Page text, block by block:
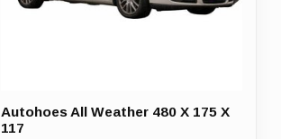
Autohoes All Weather 480 X 175 X
117